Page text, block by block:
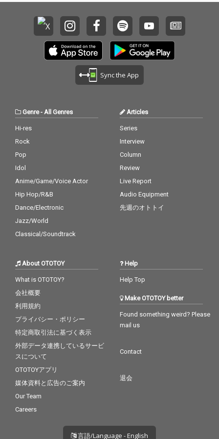
Sync the App
Genre- All Genres
Hi-res
Rock
Pop
Idol
Anime/Game/Voice Actor
Hip Hop/R&B
Dance/Electronic
Jazz/World
Classical/Soundtrack
Articles
Series
Interview
Column
Review
Live Report
Audio Equipment
先週のオトトイ
About OTOTOY
What is OTOTOY?
会社概要
利用規約
プライバシー・ポリシー
特定商取引法に基づく表示
外部データ連携しているサービ
スについて
OTOTOYアプリ
媒体資料と広告のご案内
Our Team
Careers
Help
Help Top
Make OTOTOY better
Found something weird? Please
mail us
Contact
退会
言語/Language - English